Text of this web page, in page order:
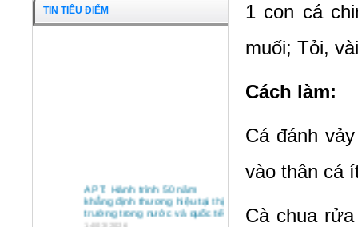
1 con cá
muối; Tỏi,
Cách làm:
Cá đánh
vào thân cá
Cà chua
TIN TIÊU ĐIỂM
APT: Hành trình 50 năm
khẳng định thương hiệu tại thị
trường trong nước và quốc tế
14/03/2026